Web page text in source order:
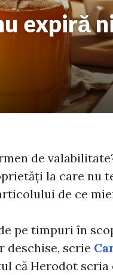
expiră
de
la care nu
de ce
pe timpuri în
deschise, scrie
că Herodot